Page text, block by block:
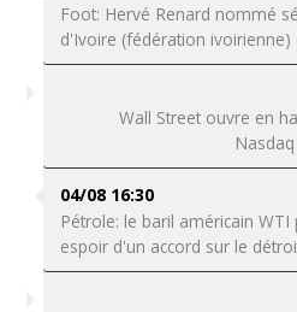
Foot: Hervé Renard nommé
d'Ivoire (fédération ivoirienne)
Wall Street ouvre en
04/08 16:30
Pétrole: le baril américain
espoir d'un accord sur le